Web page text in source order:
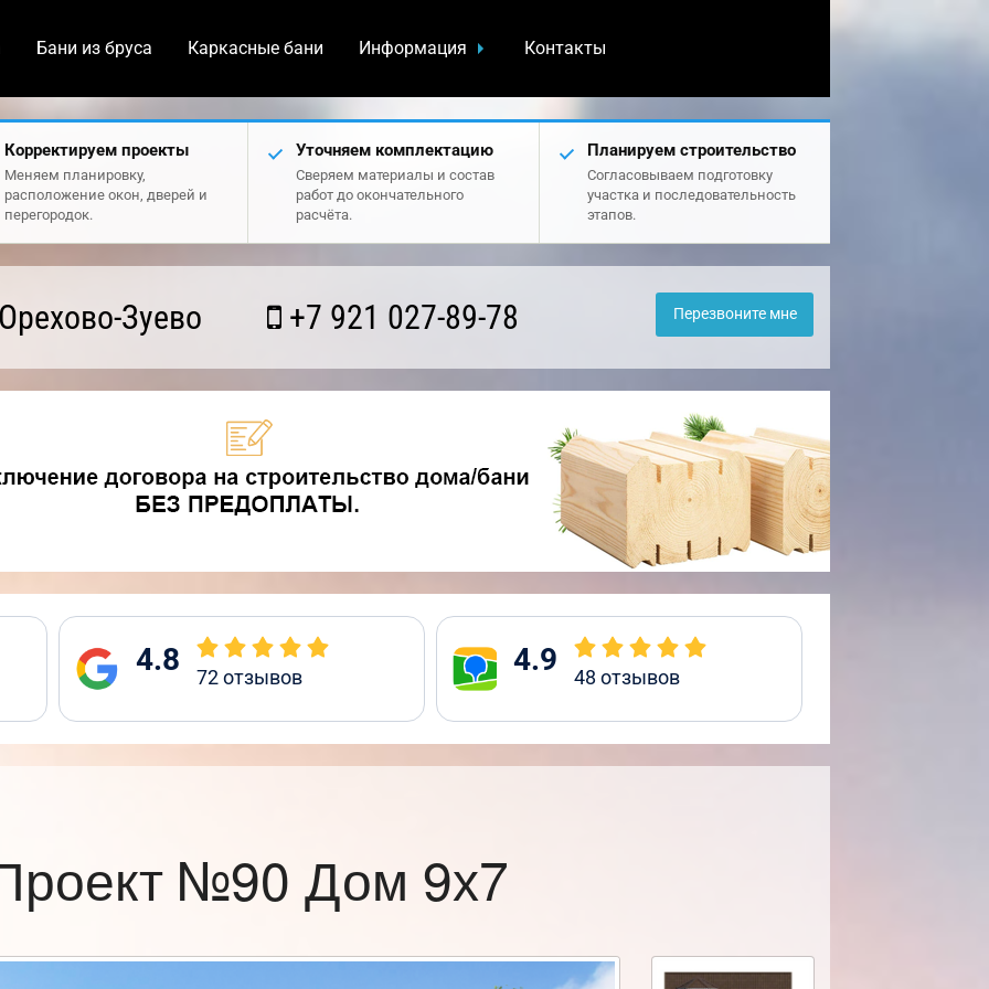
Бани из бруса Каркасные бани Информация Контакты
Корректируем проекты
Меняем планировку,
расположение окон, дверей и
перегородок.
Уточняем комплектацию
Сверяем материалы и состав
работ до окончательного
расчёта.
Планируем строительство
Согласовываем подготовку
участка и последовательность
этапов.
Зуево +7 921 027-89-78 Перезвоните мне
4.8 72отзывов 4.9 48 отзывов
№90 Дом 9х7